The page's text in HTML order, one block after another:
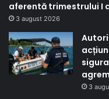
aferentă trimestrului I
3 august 2026
3